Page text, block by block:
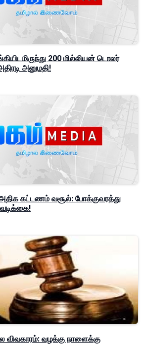
200 மில்லியன் டொலர்
அனுமதி!
அதிக கட்டணம் வசூல்: போக்குவரத்து
விவகாரம்: வழக்கு நாளைக்கு